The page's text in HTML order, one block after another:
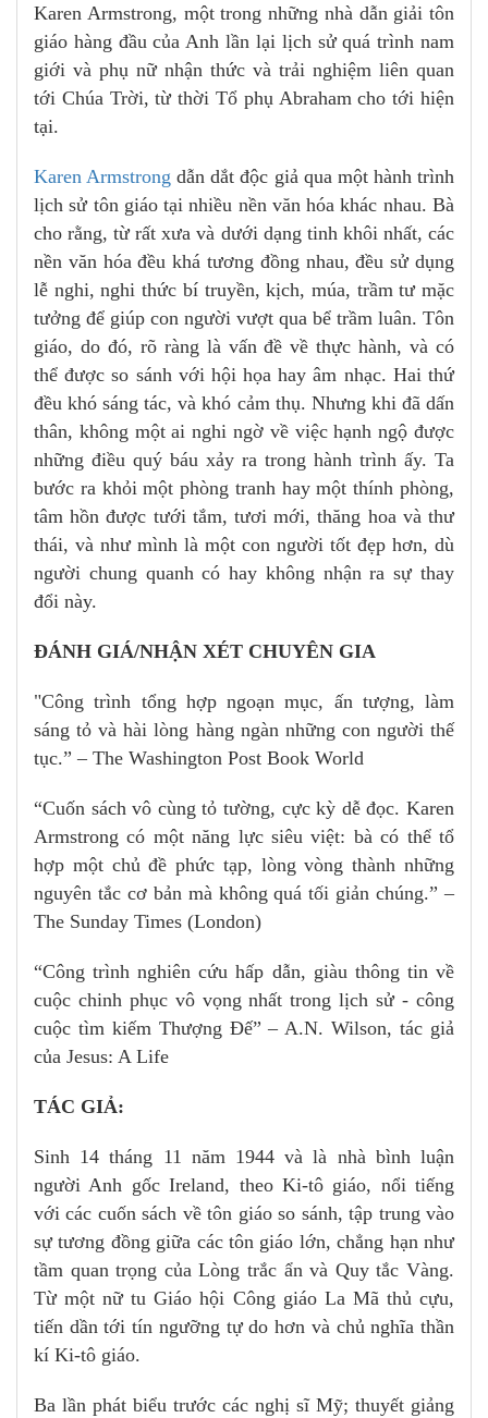
Karen Armstrong, một trong những nhà dẫn giải tôn
giáo hàng đầu của Anh lần lại lịch sử quá trình nam
giới và phụ nữ nhận thức và trải nghiệm liên quan
tới Chúa Trời, từ thời Tổ phụ Abraham cho tới hiện
tại.
Karen Armstrongdẫn dắt độc giả qua một hành trình
lịch sử tôn giáo tại nhiều nền văn hóa khác nhau. Bà
cho rằng, từ rất xưa và dưới dạng tinh khôi nhất, các
nền văn hóa đều khá tương đồng nhau, đều sử dụng
lễ nghi, nghi thức bí truyền, kịch, múa, trầm tư mặc
tưởng để giúp con người vượt qua bể trầm luân. Tôn
giáo, do đó, rõ ràng là vấn đề về thực hành, và có
thể được so sánh với hội họa hay âm nhạc. Hai thứ
đều khó sáng tác, và khó cảm thụ. Nhưng khi đã dấn
thân, không một ai nghi ngờ về việc hạnh ngộ được
những điều quý báu xảy ra trong hành trình ấy. Ta
bước ra khỏi một phòng tranh hay một thính phòng,
tâm hồn được tưới tắm, tươi mới, thăng hoa và thư
thái, và như mình là một con người tốt đẹp hơn, dù
người chung quanh có hay không nhận ra sự thay
đổi này.
ĐÁNH GIÁ/NHẬN XÉT CHUYÊN GIA
"Công trình tổng hợp ngoạn mục, ấn tượng, làm
sáng tỏ và hài lòng hàng ngàn những con người thế
tục.” – The Washington Post Book World
“Cuốn sách vô cùng tỏ tường, cực kỳ dễ đọc. Karen
Armstrong có một năng lực siêu việt: bà có thể tổ
hợp một chủ đề phức tạp, lòng vòng thành những
nguyên tắc cơ bản mà không quá tối giản chúng.” –
The Sunday Times (London)
“Công trình nghiên cứu hấp dẫn, giàu thông tin về
cuộc chinh phục vô vọng nhất trong lịch sử - công
cuộc tìm kiếm Thượng Đế” – A.N. Wilson, tác giả
của Jesus: A Life
TÁC GIẢ:
Sinh 14 tháng 11 năm 1944 và là nhà bình luận
người Anh gốc Ireland, theo Ki-tô giáo, nổi tiếng
với các cuốn sách về tôn giáo so sánh, tập trung vào
sự tương đồng giữa các tôn giáo lớn, chẳng hạn như
tầm quan trọng của Lòng trắc ẩn và Quy tắc Vàng.
Từ một nữ tu Giáo hội Công giáo La Mã thủ cựu,
tiến dần tới tín ngưỡng tự do hơn và chủ nghĩa thần
kí Ki-tô giáo.
Ba lần phát biểu trước các nghị sĩ Mỹ; thuyết giảng